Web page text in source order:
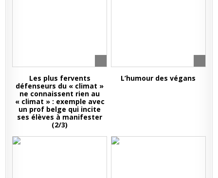
Les plus fervents
défenseurs du « climat »
ne connaissent rien au
« climat » : exemple avec
un prof belge qui incite
ses élèves à manifester
(2/3)
L’humour des végans